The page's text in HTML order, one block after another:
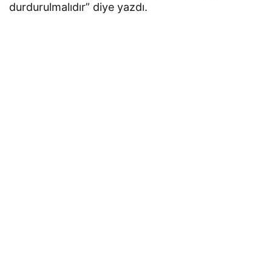
durdurulmalıdır” diye yazdı.